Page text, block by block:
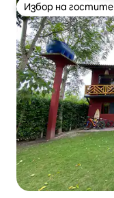
Избор на гостите
Избор на гостите